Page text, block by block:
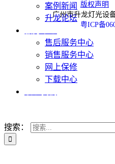
案例新闻
升龙论坛
售后服务中心
销售服务中心
网上保修
下载中心
搜索：
扫一扫关注微信公众
版权声明
广州市升龙灯光设
粤ICP备